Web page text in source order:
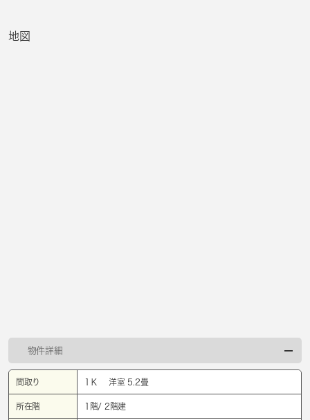
地図
物件詳細
間取り 1Ｋ 洋室 5.2畳
所在階 1階/ 2階建